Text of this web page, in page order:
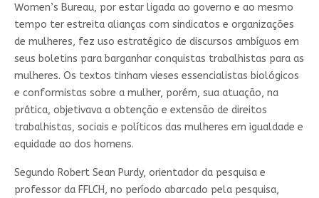
Women’s Bureau, por estar ligada ao governo e ao mesmo
tempo ter estreita alianças com sindicatos e organizações
de mulheres, fez uso estratégico de discursos ambíguos em
seus boletins para barganhar conquistas trabalhistas para as
mulheres. Os textos tinham vieses essencialistas biológicos
e conformistas sobre a mulher, porém, sua atuação, na
prática, objetivava a obtenção e extensão de direitos
trabalhistas, sociais e políticos das mulheres em igualdade e
equidade ao dos homens.
Segundo Robert Sean Purdy, orientador da pesquisa e
professor da FFLCH, no período abarcado pela pesquisa,